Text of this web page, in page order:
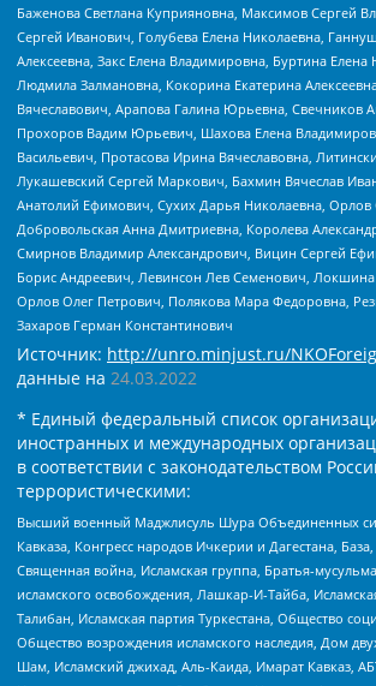
Баженова Светлана Куприяновна, Максимов Сергей
Сергей Иванович, Голубева Елена Николаевна,
Алексеевна, Закс Елена Владимировна, Буртина
Людмила Залмановна, Кокорина Екатерина
Вячеславович, Арапова Галина Юрьевна, Свечников
Прохоров Вадим Юрьевич, Шахова Елена
Васильевич, Протасова Ирина Вячеславовна,
Лукашевский Сергей Маркович, Бахмин Вячеслав
Анатолий Ефимович, Сухих Дарья Николаевна, Орлов
Добровольская Анна Дмитриевна, Королева
Смирнов Владимир Александрович, Вицин Сергей
Борис Андреевич, Левинсон Лев Семенович, Локшина
Орлов Олег Петрович, Полякова Мара Федоровна,
Захаров Герман Константинович
Источник: http://unro.minjust.ru/
данные на 24.03.2022
* Единый федеральный список
иностранных и международных
в соответствии с законодательством
террористическими:
Высший военный Маджлисуль Шура Объединенных
Кавказа, Конгресс народов Ичкерии и Дагестана, База,
Священная война, Исламская группа, Братья-
исламского освобождения, Лашкар-И-Тайба,
Талибан, Исламская партия Туркестана, Общество
Общество возрождения исламского наследия, Дом
Шам, Исламский джихад, Аль-Каида, Имарат Кавказ,